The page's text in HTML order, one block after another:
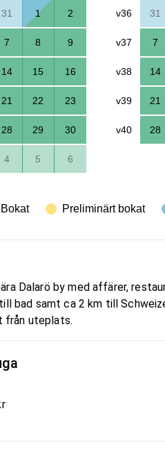
31 1 2
7 8 9
14 15 16
21 22 23
28 29 30
4 5 6
v36
31
v37 7
v38 14
v39 21
v40 28
Bokat Preliminärt bokat
Dalarö by med affärer,
bad samt ca 2 km till
från uteplats.